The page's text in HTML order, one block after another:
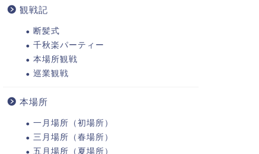
観戦記
断髪式
千秋楽パーティー
本場所観戦
巡業観戦
本場所
一月場所（初場所）
三月場所（春場所）
五月場所（夏場所）